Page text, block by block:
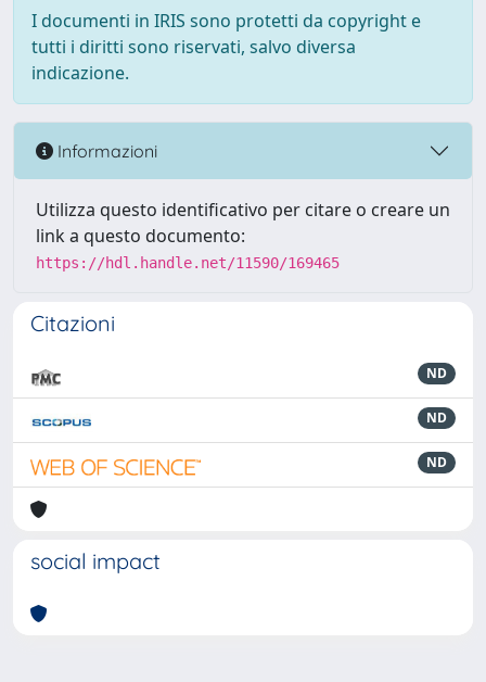
I documenti in IRIS sono protetti da copyright e
tutti i diritti sono riservati, salvo diversa
indicazione.
Informazioni
Utilizza questo identificativo per citare o creare un
link a questo documento:
https://hdl.handle.net/11590/169465
Citazioni
ND
ND
ND
social impact